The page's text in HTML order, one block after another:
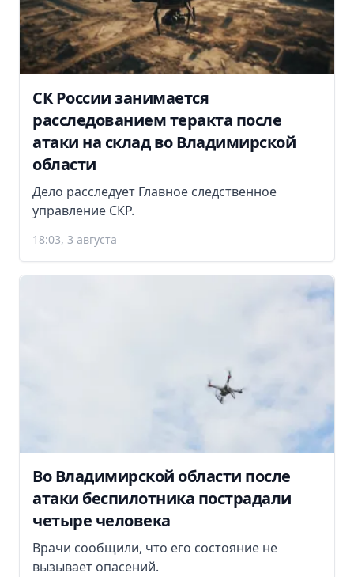
СК России занимается
расследованием теракта после
атаки на склад во Владимирской
области
Дело расследует Главное следственное
управление СКР.
18:03, 3 августа
Во Владимирской области после
атаки беспилотника пострадали
четыре человека
Врачи сообщили, что его состояние не
вызывает опасений.